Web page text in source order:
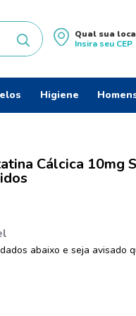
Qual sua
Insira seu CEP
Higiene
Cálcica 10mg